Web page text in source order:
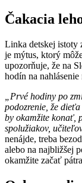
Čakacia
Linka detskej istoty
je mýtus, ktorý
upozorňuje, že na
hodín na
„Prvé hodiny po
podozrenie, že
by okamžite konať,
spolužiakov,
nenájde, treba
alebo na najbližšej
okamžite začať